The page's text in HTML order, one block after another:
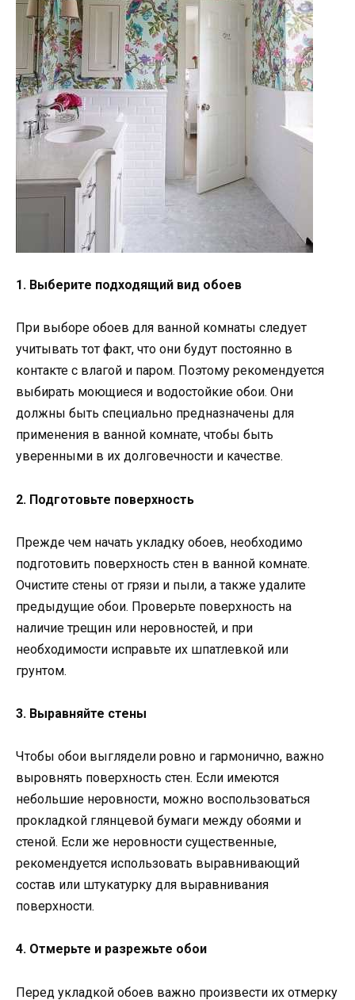
1. Выберите подходящий вид обоев
При выборе обоев для ванной комнаты следует
учитывать тот факт, что они будут постоянно в
контакте с влагой и паром. Поэтому рекомендуется
выбирать моющиеся и водостойкие обои. Они
должны быть специально предназначены для
применения в ванной комнате, чтобы быть
уверенными в их долговечности и качестве.
2. Подготовьте поверхность
Прежде чем начать укладку обоев, необходимо
подготовить поверхность стен в ванной комнате.
Очистите стены от грязи и пыли, а также удалите
предыдущие обои. Проверьте поверхность на
наличие трещин или неровностей, и при
необходимости исправьте их шпатлевкой или
грунтом.
3. Выравняйте стены
Чтобы обои выглядели ровно и гармонично, важно
выровнять поверхность стен. Если имеются
небольшие неровности, можно воспользоваться
прокладкой глянцевой бумаги между обоями и
стеной. Если же неровности существенные,
рекомендуется использовать выравнивающий
состав или штукатурку для выравнивания
поверхности.
4. Отмерьте и разрежьте обои
Перед укладкой обоев важно произвести их отмерку